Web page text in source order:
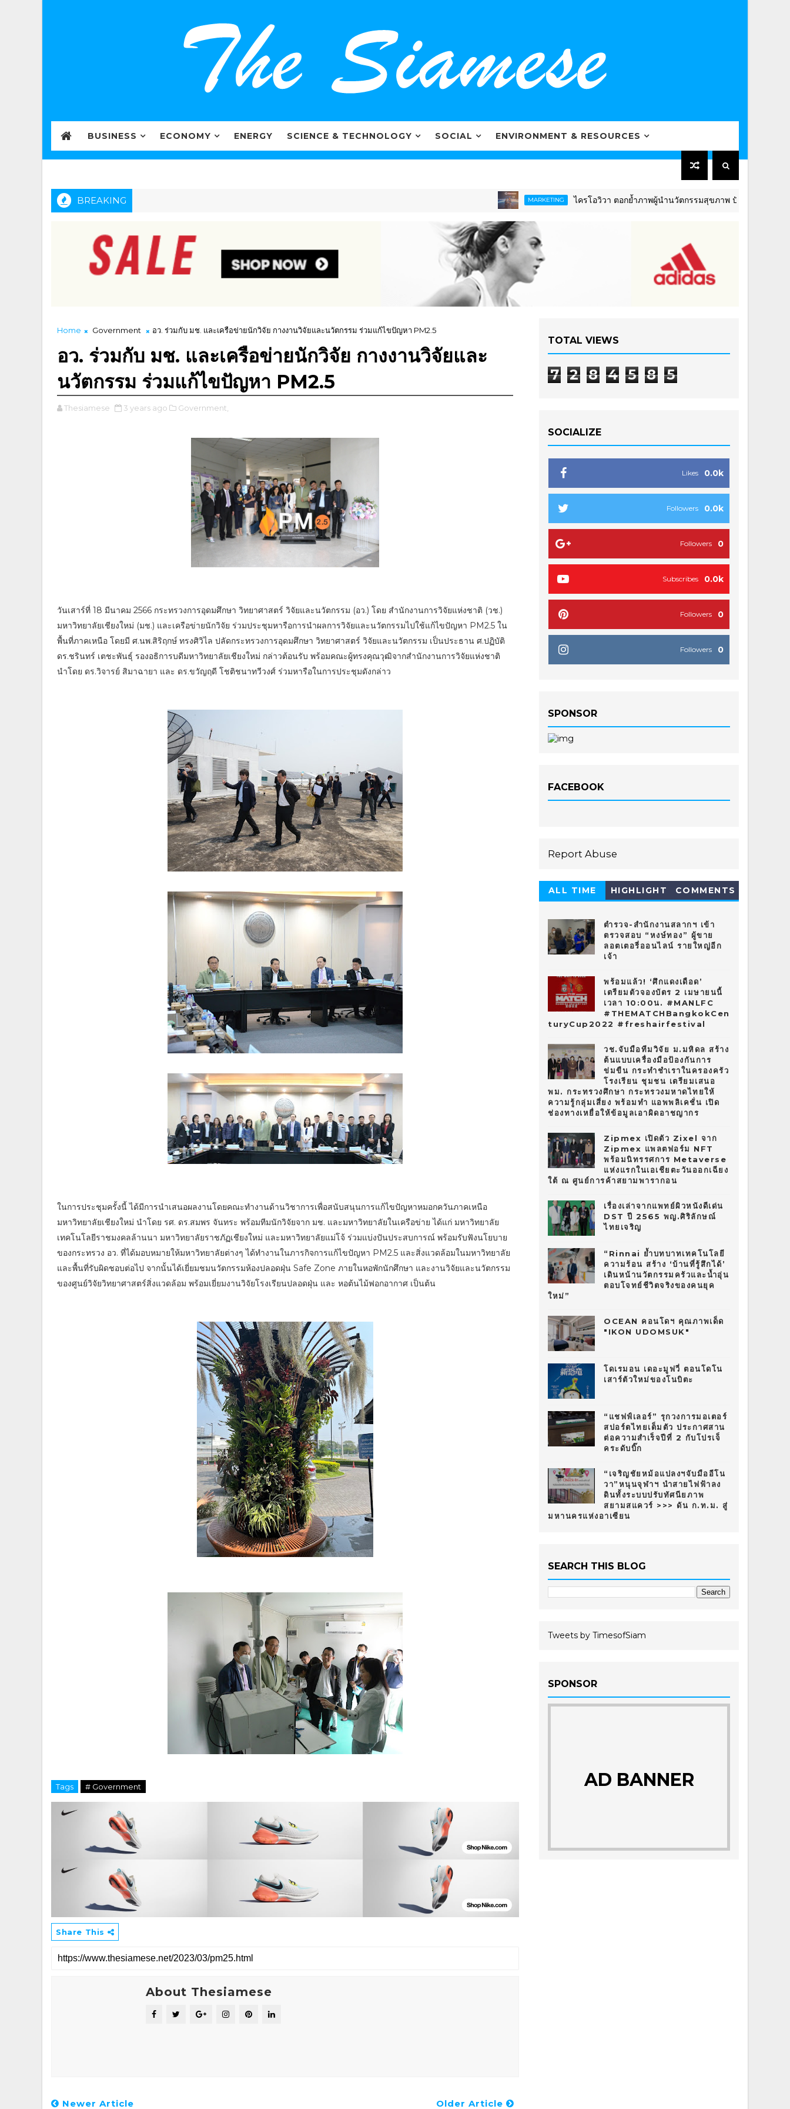
BUSINESS ECONOMY ENERGY SCIENCE & TECHNOLOGY SOCIAL ENVIRONMENT & RESOURCES
BREAKING MARKETING ไครโอวิวา ตอกย้ำภาพผู้นำนวัตกรรมสุขภาพ ปักธงดันไทยสู่ “Global
Home Government อว. ร่วมกับ มช. และเครือข่ายนักวิจัย กางงานวิจัยและนวัตกรรม ร่วมแก้ไขปัญหา PM2.5
อว. ร่วมกับ มช. และเครือข่ายนักวิจัย กางงานวิจัยและ
นวัตกรรม ร่วมแก้ไขปัญหา PM2.5
Thesiamese 3 years ago Government,
วันเสาร์ที่ 18 มีนาคม 2566 กระทรวงการอุดมศึกษา วิทยาศาสตร์ วิจัยและนวัตกรรม (อว.) โดย สำนักงานการวิจัยแห่งชาติ (วช.)
มหาวิทยาลัยเชียงใหม่ (มช.) และเครือข่ายนักวิจัย ร่วมประชุมหารือการนําผลการวิจัยและนวัตกรรมไปใช้แก้ไขปัญหา PM2.5 ใน
พื้นที่ภาคเหนือ โดยมี ศ.นพ.สิริฤกษ์ ทรงศิวิไล ปลัดกระทรวงการอุดมศึกษา วิทยาศาสตร์ วิจัยและนวัตกรรม เป็นประธาน ศ.ปฏิบัติ
ดร.ชรินทร์ เตชะพันธุ์ รองอธิการบดีมหาวิทยาลัยเชียงใหม่ กล่าวต้อนรับ พร้อมคณะผู้ทรงคุณวุฒิจากสํานักงานการวิจัยแห่งชาติ
นำโดย ดร.วิจารย์ สิมาฉายา และ ดร.ขวัญฤดี โชติชนาทวีวงศ์ ร่วมหารือในการประชุมดังกล่าว
ในการประชุมครั้งนี้ ได้มีการนำเสนอผลงานโดยคณะทำงานด้านวิชาการเพื่อสนับสนุนการแก้ไขปัญหาหมอกควันภาคเหนือ
มหาวิทยาลัยเชียงใหม่ นำโดย รศ. ดร.สมพร จันทระ พร้อมทีมนักวิจัยจาก มช. และมหาวิทยาลัยในเครือข่าย ได้แก่ มหาวิทยาลัย
เทคโนโลยีราชมงคลล้านนา มหาวิทยาลัยราชภัฏเชียงใหม่ และมหาวิทยาลัยแม่โจ้ ร่วมแบ่งปันประสบการณ์ พร้อมรับฟังนโยบาย
ของกระทรวง อว. ที่ได้มอบหมายให้มหาวิทยาลัยต่างๆ ได้ทำงานในภารกิจการแก้ไขปัญหา PM2.5 และสิ่งแวดล้อมในมหาวิทยาลัย
และพื้นที่รับผิดชอบต่อไป จากนั้นได้เยี่ยมชมนวัตกรรมห้องปลอดฝุ่น Safe Zone ภายในหอพักนักศึกษา และงานวิจัยและนวัตกรรม
ของศูนย์วิจัยวิทยาศาสตร์สิ่งแวดล้อม พร้อมเยี่ยมงานวิจัยโรงเรียนปลอดฝุ่น และ หอต้นไม้ฟอกอากาศ เป็นต้น
Tags # Government
Share This
About Thesiamese
Newer Article Older Article
TOTAL VIEWS
7 2 8 4 5 8 5
SOCIALIZE
0.0k
Likes
0.0k
Followers
0
Followers
0.0k
Subscribes
0
Followers
0
Followers
SPONSOR
FACEBOOK
Report Abuse
ALL TIME
HIGHLIGHT COMMENTS
ตำรวจ-สำนักงานสลากฯ เข้า
ตรวจสอบ “หงษ์ทอง” ผู้ขาย
ลอตเตอรี่ออนไลน์ รายใหญ่อีก
เจ้า
พร้อมแล้ว! ‘ศึกแดงเดือด’
เตรียมตัวจองบัตร 2 เมษายนนี้
เวลา 10:00น. #MANLFC
#THEMATCHBangkokCen
turyCup2022 #freshairfestival
วช.จับมือทีมวิจัย ม.มหิดล สร้าง
ต้นแบบเครื่องมือป้องกันการ
ข่มขืน กระทำชำเราในครองครัว
โรงเรียน ชุมชน เตรียมเสนอ
พม. กระทรวงศึกษา กระทรวงมหาดไทยให้
ความรู้กลุ่มเสี่ยง พร้อมทำ แอพพลิเคชั่น เปิด
ช่องทางเหยื่อให้ข้อมูลเอาผิดอาชญากร
Zipmex เปิดตัว Zixel จาก
Zipmex แพลตฟอร์ม NFT
พร้อมนิทรรศการ Metaverse
แห่งแรกในเอเชียตะวันออกเฉียง
ใต้ ณ ศูนย์การค้าสยามพารากอน
เรื่องเล่าจากแพทย์ผิวหนังดีเด่น
DST ปี 2565 พญ.ศิริลักษณ์
ไทยเจริญ
“Rinnai ย้ำบทบาทเทคโนโลยี
ความร้อน สร้าง ‘บ้านที่รู้สึกได้’
เดินหน้านวัตกรรมครัวและน้ำอุ่น
ตอบโจทย์ชีวิตจริงของคนยุค
ใหม่”
OCEAN คอนโดฯ คุณภาพเด็ด
"IKON UDOMSUK"
โดเรมอน เดอะมูฟวี่ ตอนโดโน
เสาร์ตัวใหม่ของโนบิตะ
“แชฟฟ์เลอร์” รุกวงการมอเตอร์
สปอร์ตไทยเต็มตัว ประกาศสาน
ต่อความสำเร็จปีที่ 2 กับโปรเจ็
คระดับบิ๊ก
“เจริญชัยหม้อแปลงฯจับมืออีโน
วา”หนุนจุฬาฯ นำสายไฟฟ้าลง
ดินทั้งระบบปรับทัศนียภาพ
สยามสแควร์ >>> ดัน ก.ท.ม. สู่
มหานครแห่งอาเซียน
SEARCH THIS BLOG
Tweets by TimesofSiam
SPONSOR
AD BANNER